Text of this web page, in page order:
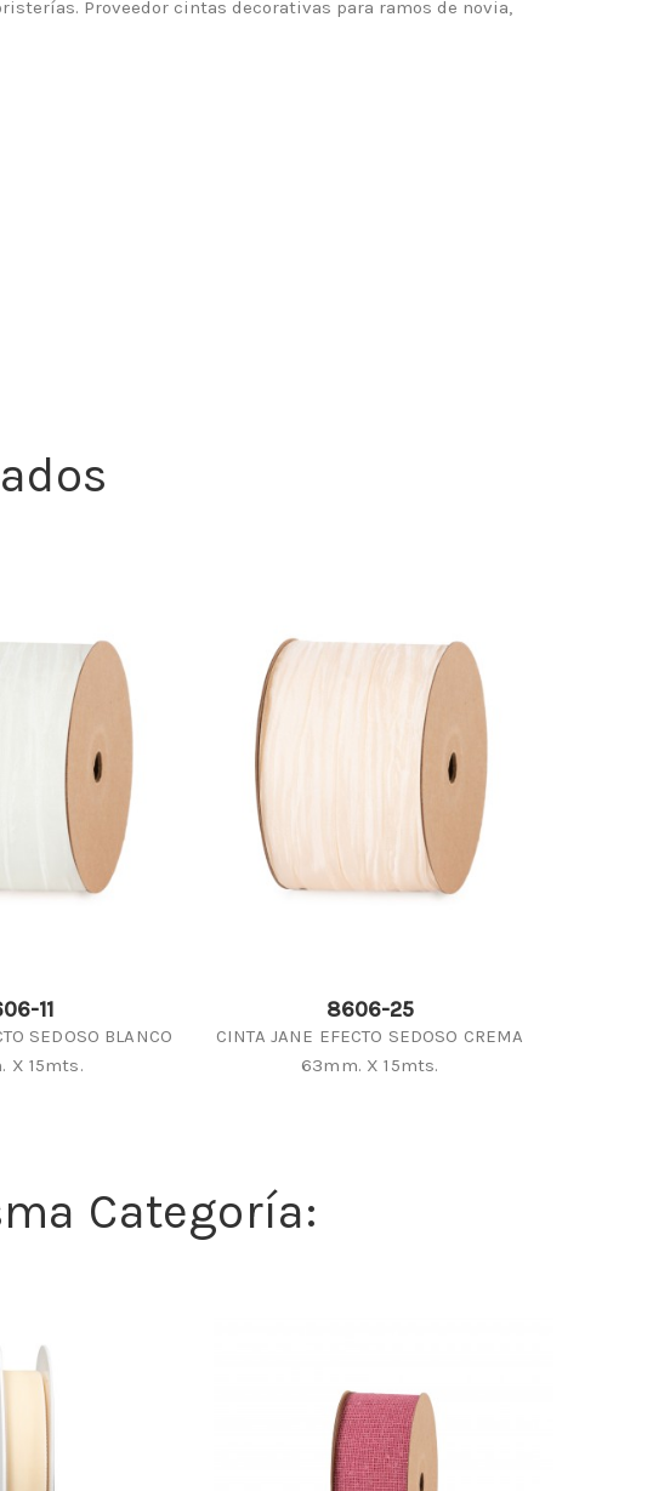
Proveedor cintas decorativas para ramos de novia,
11
SEDOSO BLANCO
X 15mts.
8606-25
CINTA JANE EFECTO SEDOSO CREMA
63mm. X 15mts.
Categoría: